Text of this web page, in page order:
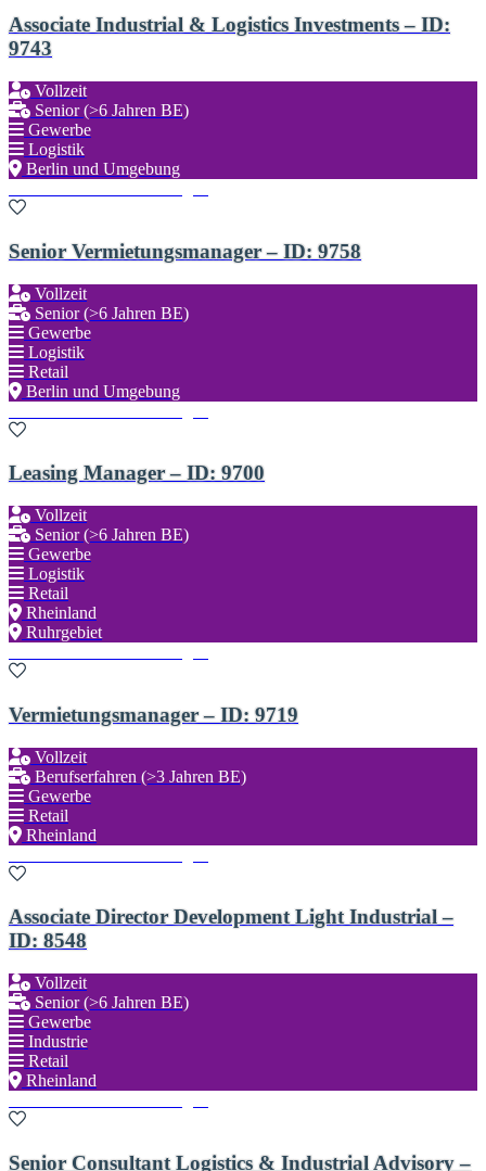
Associate Industrial & Logistics Investments – ID:
9743
Vollzeit
Senior (>6 Jahren BE)
Gewerbe
Logistik
Berlin und Umgebung
Senior Vermietungsmanager – ID: 9758
Vollzeit
Senior (>6 Jahren BE)
Gewerbe
Logistik
Retail
Berlin und Umgebung
Leasing Manager – ID: 9700
Vollzeit
Senior (>6 Jahren BE)
Gewerbe
Logistik
Retail
Rheinland
Ruhrgebiet
Vermietungsmanager – ID: 9719
Vollzeit
Berufserfahren (>3 Jahren BE)
Gewerbe
Retail
Rheinland
Associate Director Development Light Industrial –
ID: 8548
Vollzeit
Senior (>6 Jahren BE)
Gewerbe
Industrie
Retail
Rheinland
Senior Consultant Logistics & Industrial Advisory –